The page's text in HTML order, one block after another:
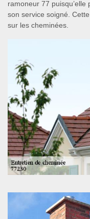
ramoneur 77
son service soigné.
sur les cheminées.